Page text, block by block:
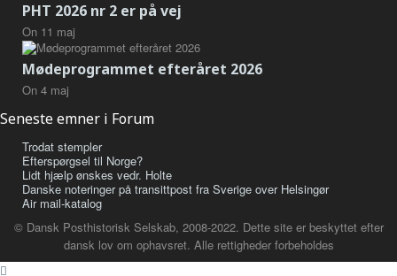
PHT 2026 nr 2 er på vej
On 11 maj
Mødeprogrammet efteråret 2026
On 4 maj
Seneste emner i Forum
Trodat stempler
Efterspørgsel til Norge?
Lidt hjælp ønskes vedr. Holte
Danske noteringer på transittpost fra Sverige over Helsingør
Air mail-katalog
© Dansk Posthistorisk Selskab, 2008-2022. Dette site er beskyttet efter
dansk lov om ophavsret. Alle rettigheder forbeholdes